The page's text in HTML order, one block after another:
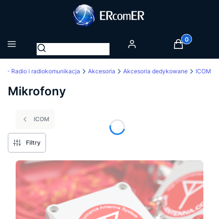
Otwórz wyszukiwarkę Produkty w
- Radio i radiokomunikacja Akcesoria Akcesoria dedykowane ICOM
Mikrofony
ICOM
Filtry